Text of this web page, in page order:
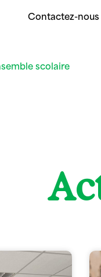
Contactez-nous
scolaire